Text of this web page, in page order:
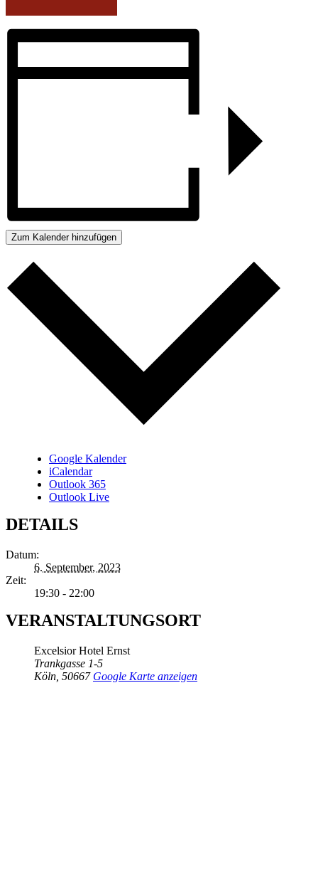
Zum Kalender hinzufügen
Google Kalender
iCalendar
Outlook 365
Outlook Live
DETAILS
Datum:
6. September, 2023
Zeit:
19:30 - 22:00
VERANSTALTUNGSORT
Excelsior Hotel Ernst
Trankgasse 1-5
Köln 50667 Google Karte anzeigen